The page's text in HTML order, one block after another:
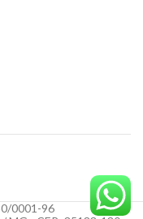
0001-96